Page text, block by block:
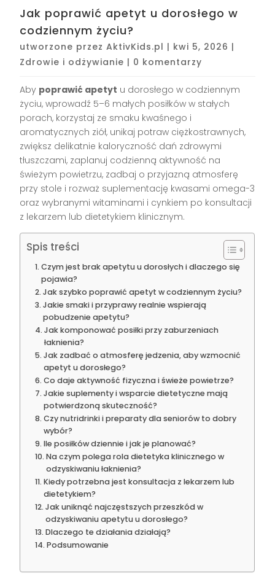
Jak poprawić apetyt u dorosłego w
codziennym życiu?
utworzone przezAktivKids.pl | kwi 5, 2026 |
Zdrowie i odżywianie | 0 komentarzy
Aby poprawić apetyt u dorosłego w codziennym
życiu, wprowadź 5–6 małych posiłków w stałych
porach, korzystaj ze smaku kwaśnego i
aromatycznych ziół, unikaj potraw ciężkostrawnych,
zwiększ delikatnie kaloryczność dań zdrowymi
tłuszczami, zaplanuj codzienną aktywność na
świeżym powietrzu, zadbaj o przyjazną atmosferę
przy stole i rozważ suplementację kwasami omega-3
oraz wybranymi witaminami i cynkiem po konsultacji
z lekarzem lub dietetykiem klinicznym.
Spis treści
Czym jest brak apetytu u dorosłych i dlaczego się
pojawia?
Jak szybko poprawić apetyt w codziennym życiu?
Jakie smaki i przyprawy realnie wspierają
pobudzenie apetytu?
Jak komponować posiłki przy zaburzeniach
łaknienia?
Jak zadbać o atmosferę jedzenia, aby wzmocnić
apetyt u dorosłego?
Co daje aktywność fizyczna i świeże powietrze?
Jakie suplementy i wsparcie dietetyczne mają
potwierdzoną skuteczność?
Czy nutridrinki i preparaty dla seniorów to dobry
wybór?
Ile posiłków dziennie i jak je planować?
Na czym polega rola dietetyka klinicznego w
odzyskiwaniu łaknienia?
Kiedy potrzebna jest konsultacja z lekarzem lub
dietetykiem?
Jak uniknąć najczęstszych przeszkód w
odzyskiwaniu apetytu u dorosłego?
Dlaczego te działania działają?
Podsumowanie